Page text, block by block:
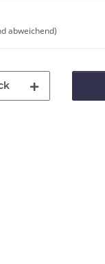
abweichend)